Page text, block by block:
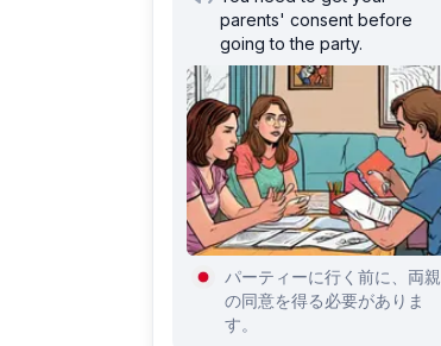
parents' consent before
going to the party.
パーティーに行く前に、両親
の同意を得る必要がありま
す。